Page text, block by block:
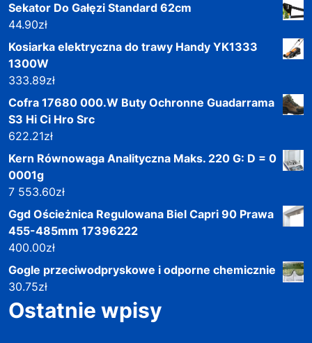
Sekator Do Gałęzi Standard 62cm
44.90zł
Kosiarka elektryczna do trawy Handy YK1333
1300W
333.89zł
Cofra 17680 000.W Buty Ochronne Guadarrama
S3 Hi Ci Hro Src
622.21zł
Kern Równowaga Analityczna Maks. 220 G: D = 0
0001g
7 553.60zł
Ggd Ościeżnica Regulowana Biel Capri 90 Prawa
455-485mm 17396222
400.00zł
Gogle przeciwodpryskowe i odporne chemicznie
30.75zł
Ostatnie wpisy